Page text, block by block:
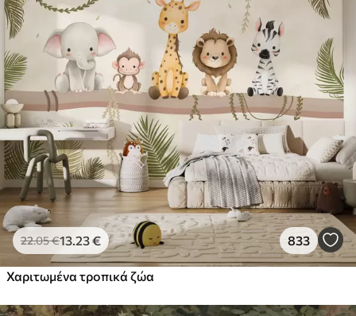
22.05€13 .23€ 833
Χαριτωμένα τροπικά ζώα